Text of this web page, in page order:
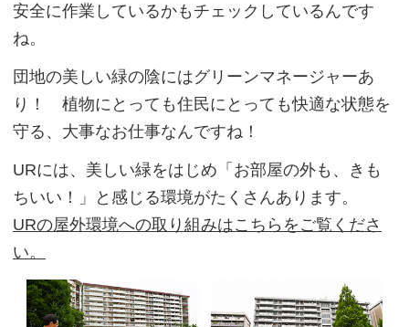
安全に作業しているかもチェックしているんです
ね。
団地の美しい緑の陰にはグリーンマネージャーあ
り！ 植物にとっても住民にとっても快適な状態を
守る、大事なお仕事なんですね！
URには、美しい緑をはじめ「お部屋の外も、きも
ちいい！」と感じる環境がたくさんあります。
URの屋外環境への取り組みはこちらをご覧くださ
い。